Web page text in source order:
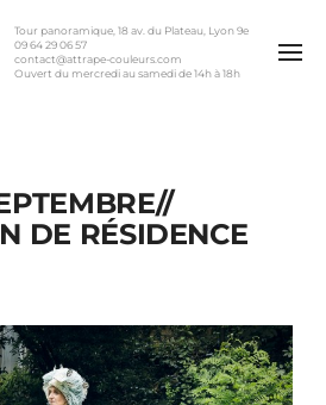
Tour panoramique, 18 av. du Plateau, Lyon 9e
09 64 29 06 57
contact@attrape-couleurs.com
Ouvert du mercredi au samedi de 14h à 18h
DE RÉSIDENCE